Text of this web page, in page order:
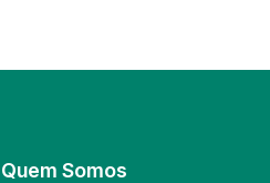
Quem Somos